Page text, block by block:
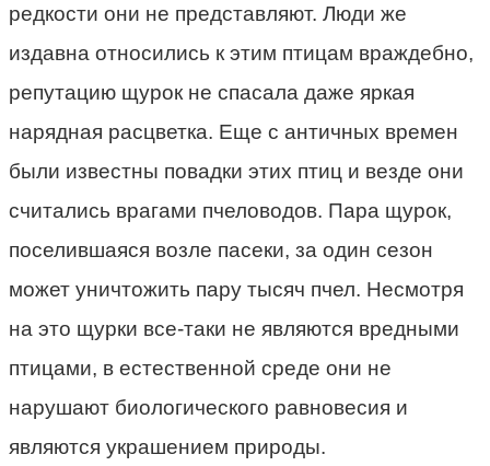
редкости они не представляют. Люди же
издавна относились к этим птицам враждебно,
репутацию щурок не спасала даже яркая
нарядная расцветка. Еще с античных времен
были известны повадки этих птиц и везде они
считались врагами пчеловодов. Пара щурок,
поселившаяся возле пасеки, за один сезон
может уничтожить пару тысяч пчел. Несмотря
на это щурки все-таки не являются вредными
птицами, в естественной среде они не
нарушают биологического равновесия и
являются украшением природы.